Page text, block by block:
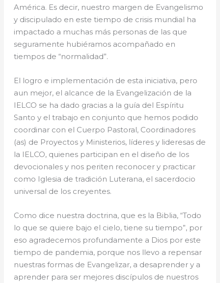
América. Es decir, nuestro margen de Evangelismo
y discipulado en este tiempo de crisis mundial ha
impactado a muchas más personas de las que
seguramente hubiéramos acompañado en
tiempos de “normalidad”.
El logro e implementación de esta iniciativa, pero
aun mejor, el alcance de la Evangelización de la
IELCO se ha dado gracias a la guía del Espíritu
Santo y el trabajo en conjunto que hemos podido
coordinar con el Cuerpo Pastoral, Coordinadores
(as) de Proyectos y Ministerios, líderes y lideresas de
la IELCO, quienes participan en el diseño de los
devocionales y nos periten reconocer y practicar
como Iglesia de tradición Luterana, el sacerdocio
universal de los creyentes.
Como dice nuestra doctrina, que es la Biblia, “Todo
lo que se quiere bajo el cielo, tiene su tiempo”, por
eso agradecemos profundamente a Dios por este
tiempo de pandemia, porque nos llevo a repensar
nuestras formas de Evangelizar, a desaprender y a
aprender para ser mejores discípulos de nuestros